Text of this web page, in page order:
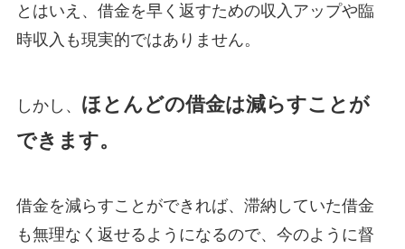
とはいえ、借金を早く返すための収入アップや臨
時収入も現実的ではありません。
しかし、 ほとんどの借金は減らすことが
できます。
借金を減らすことができれば、滞納していた借金
も無理なく返せるようになるので、今のように督